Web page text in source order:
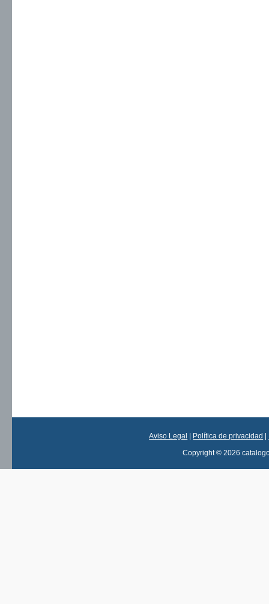
Aviso Legal Política de privacidad
Copyright © 2026